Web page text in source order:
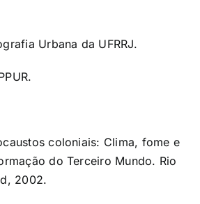
Urbana da UFRRJ.
coloniais: Clima, fome e
do Terceiro Mundo. Rio
2002.